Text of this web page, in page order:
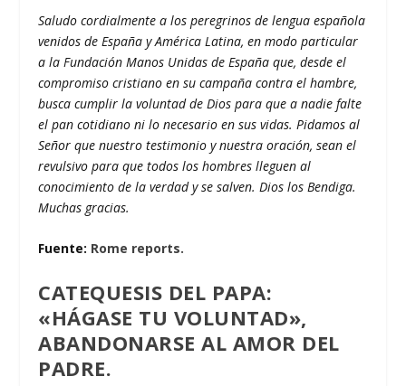
Saludo cordialmente a los peregrinos de lengua española
venidos de España y América Latina, en modo particular
a la Fundación Manos Unidas de España que, desde el
compromiso cristiano en su campaña contra el hambre,
busca cumplir la voluntad de Dios para que a nadie falte
el pan cotidiano ni lo necesario en sus vidas. Pidamos al
Señor que nuestro testimonio y nuestra oración, sean el
revulsivo para que todos los hombres lleguen al
conocimiento de la verdad y se salven. Dios los Bendiga.
Muchas gracias.
Fuente: Rome reports.
CATEQUESIS DEL PAPA:
«HÁGASE TU VOLUNTAD»,
ABANDONARSE AL AMOR DEL
PADRE.